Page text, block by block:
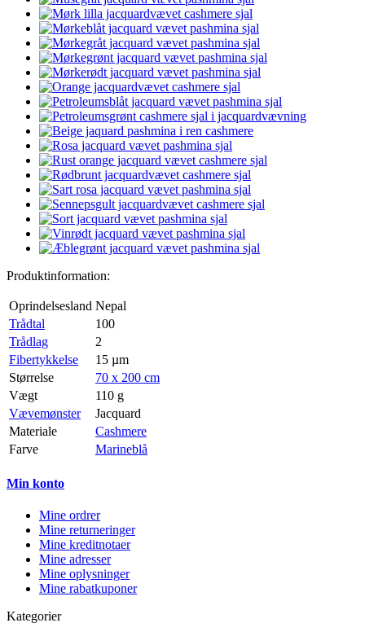
Produktinformation:
Oprindelsesland Nepal
Trådtal
100
Trådlag
2
Fibertykkelse
15 µm
Størrelse
70 x 200 cm
Vægt
110 g
Vævemønster
Jacquard
Materiale
Cashmere
Farve
Marineblå
Min konto
Mine ordrer
Mine returneringer
Mine kreditnotaer
Mine adresser
Mine oplysninger
Mine rabatkuponer
Kategorier